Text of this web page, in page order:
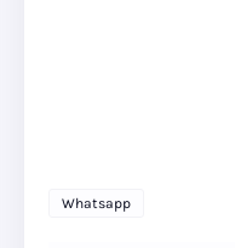
Whatsapp